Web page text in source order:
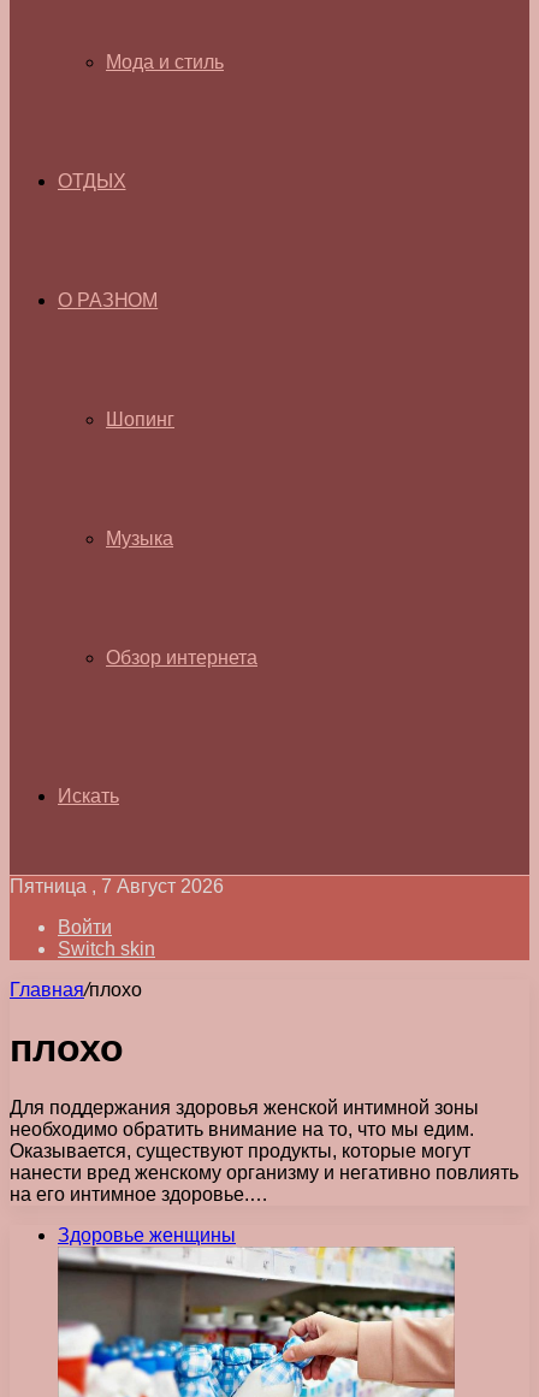
Мода и стиль
ОТДЫХ
О РАЗНОМ
Шопинг
Музыка
Обзор интернета
Искать
Пятница , 7 Август 2026
Войти
Switch skin
Главная/плохо
плохо
Для поддержания здоровья женской интимной зоны
необходимо обратить внимание на то, что мы едим.
Оказывается, существуют продукты, которые могут
нанести вред женскому организму и негативно повлиять
на его интимное здоровье.…
Здоровье женщины